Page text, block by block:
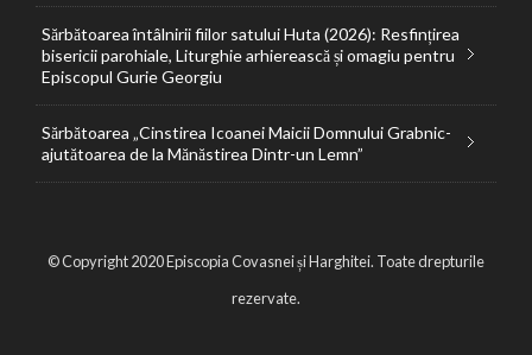
Sărbătoarea întâlnirii fiilor satului Huta (2026): Resfințirea
bisericii parohiale, Liturghie arhierească și omagiu pentru
Episcopul Gurie Georgiu
Sărbătoarea „Cinstirea Icoanei Maicii Domnului Grabnic-
ajutătoarea de la Mănăstirea Dintr-un Lemn”
© Copyright 2020 Episcopia Covasnei și Harghitei. Toate drepturile
rezervate.